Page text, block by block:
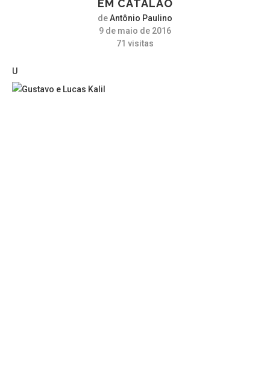
EM CATALÃO
deAntônio Paulino
9 de maio de 2016
71 visitas
U